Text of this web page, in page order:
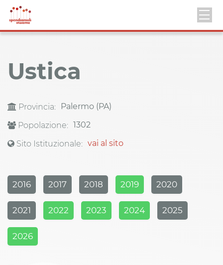
Ustica
Provincia:
Palermo (PA)
Popolazione: 1302
Sito Istituzionale: vai al sito
2016 2017 2018 2019 2020
2021 2022 2023 2024 2025
2026